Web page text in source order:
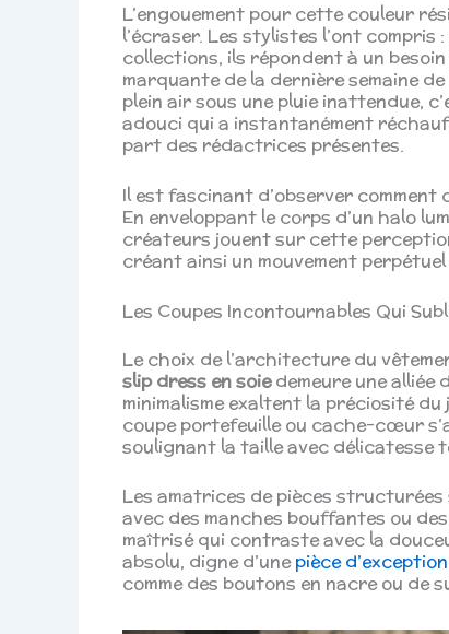
L’engouement pour cette couleur
l’écraser. Les stylistes l’ont
collections, ils répondent à un
marquante de la dernière semaine
plein air sous une pluie inattendue,
adouci qui a instantanément
part des rédactrices présentes.
Il est fascinant d’observer
En enveloppant le corps d’un halo
créateurs jouent sur cette
créant ainsi un mouvement
Les Coupes Incontournables Qui
Le choix de l’architecture du
slip dress en soiedemeure une alliée
minimalisme exaltent la préciosité
coupe portefeuille ou cache-cœur
soulignant la taille avec
Les amatrices de pièces
avec des manches bouffantes ou
maîtrisé qui contraste avec la
absolu, digne d’unepièce
comme des boutons en nacre ou de